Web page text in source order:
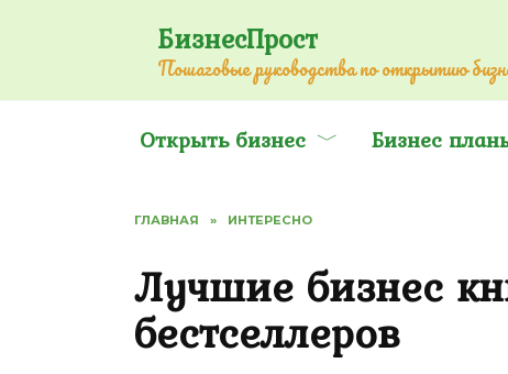
БизнесПрост
Пошаговые руководства по открытию
Открыть бизнес Бизнес
ГЛАВНАЯ » ИНТЕРЕСНО
Лучшие бизнес
бестселлеров